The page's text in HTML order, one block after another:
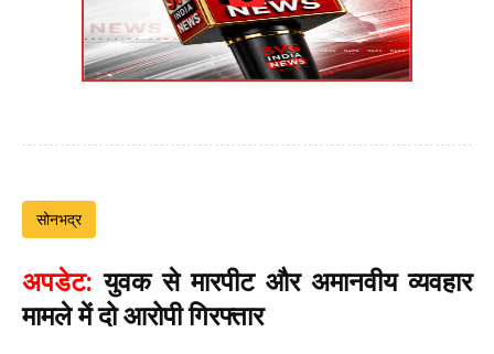
सोनभद्र
अपडेट: युवक से मारपीट और अमानवीय व्यवहार
मामले में दो आरोपी गिरफ्तार